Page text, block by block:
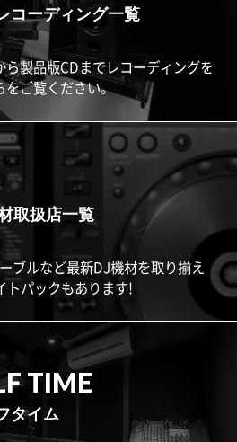
コーディング一覧
製品版CDまでレコーディングを
ご覧ください。
取扱店一覧
ブルなど最新DJ機材を取り揃え
トパックもあります!
TIME
タイム